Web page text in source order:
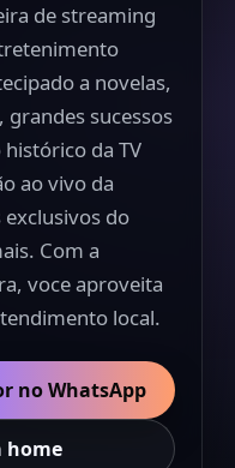
de streaming
a novelas,
sucessos
da TV
ao vivo da
do
Com a
voce aproveita
local.
no WhatsApp
home